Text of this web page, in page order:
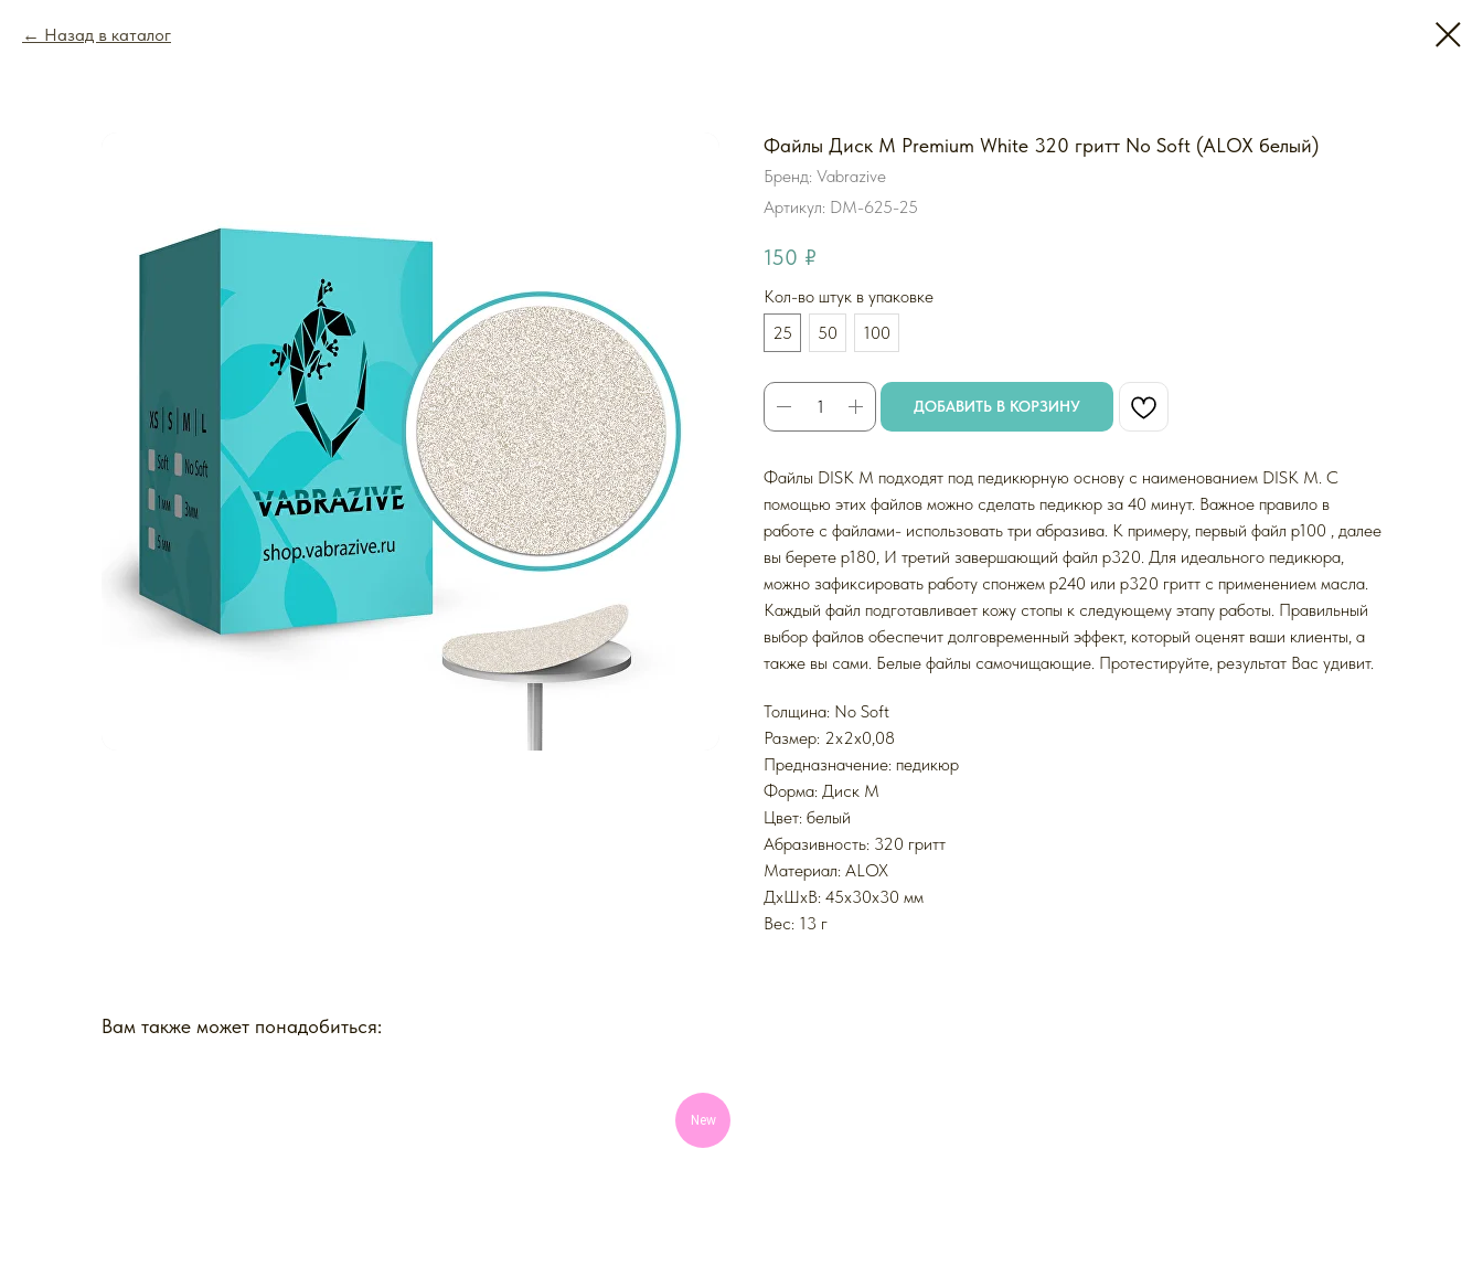
Назад в каталог
Файлы Диск M Premium White 320 гритт No Soft (ALOX белый)
Бренд: Vabrazive
Артикул: DM-625-25
150 ₽
Кол-во штук в упаковке
25
50 100
ДОБАВИТЬ В КОРЗИНУ
Файлы DISK M подходят под педикюрную основу с наименованием DISK M. С
помощью этих файлов можно сделать педикюр за 40 минут. Важное правило в
работе с файлами- использовать три абразива. К примеру, первый файл p100 , далее
вы берете p180, И третий завершающий файл p320. Для идеального педикюра,
можно зафиксировать работу спонжем p240 или p320 гритт с применением масла.
Каждый файл подготавливает кожу стопы к следующему этапу работы. Правильный
выбор файлов обеспечит долговременный эффект, который оценят ваши клиенты, а
также вы сами. Белые файлы самочищающие. Протестируйте, результат Вас удивит.
Толщина: No Soft
Размер: 2x2x0,08
Предназначение: педикюр
Форма: Диск M
Цвет: белый
Абразивность: 320 гритт
Mатериал: ALOX
ДxШxВ: 45x30x30 мм
Вес: 13 г
Вам также может понадобиться:
New